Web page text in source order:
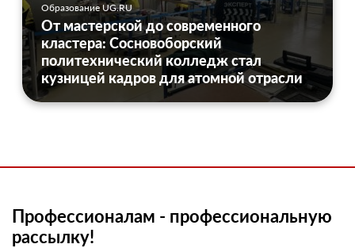
Образование UG.RU
От мастерской до современного
кластера: Сосновоборский
политехнический колледж стал
кузницей кадров для атомной отрасли
Профессионалам - профессиональную
рассылку!